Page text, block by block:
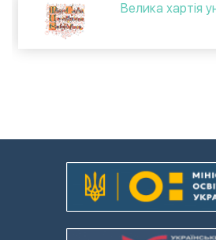
Великa хартія